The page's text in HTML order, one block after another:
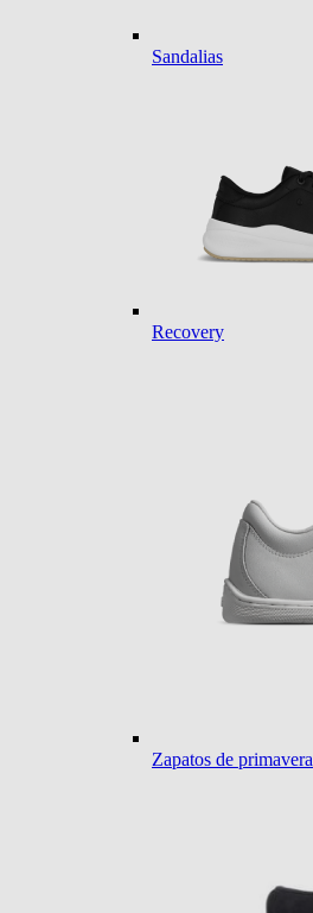
Sandalias
Recovery
Zapatos de primavera